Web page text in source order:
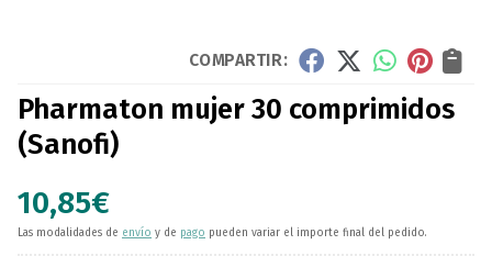
COMPARTIR:
Pharmaton mujer 30 comprimidos
(Sanofi)
10,85€
Las modalidades de envío y de pago pueden variar el importe final del pedido.